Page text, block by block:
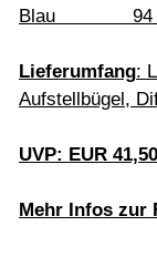
Blau
Lieferumfang:
Aufstellbügel,
UVP: EUR
Mehr Infos zur